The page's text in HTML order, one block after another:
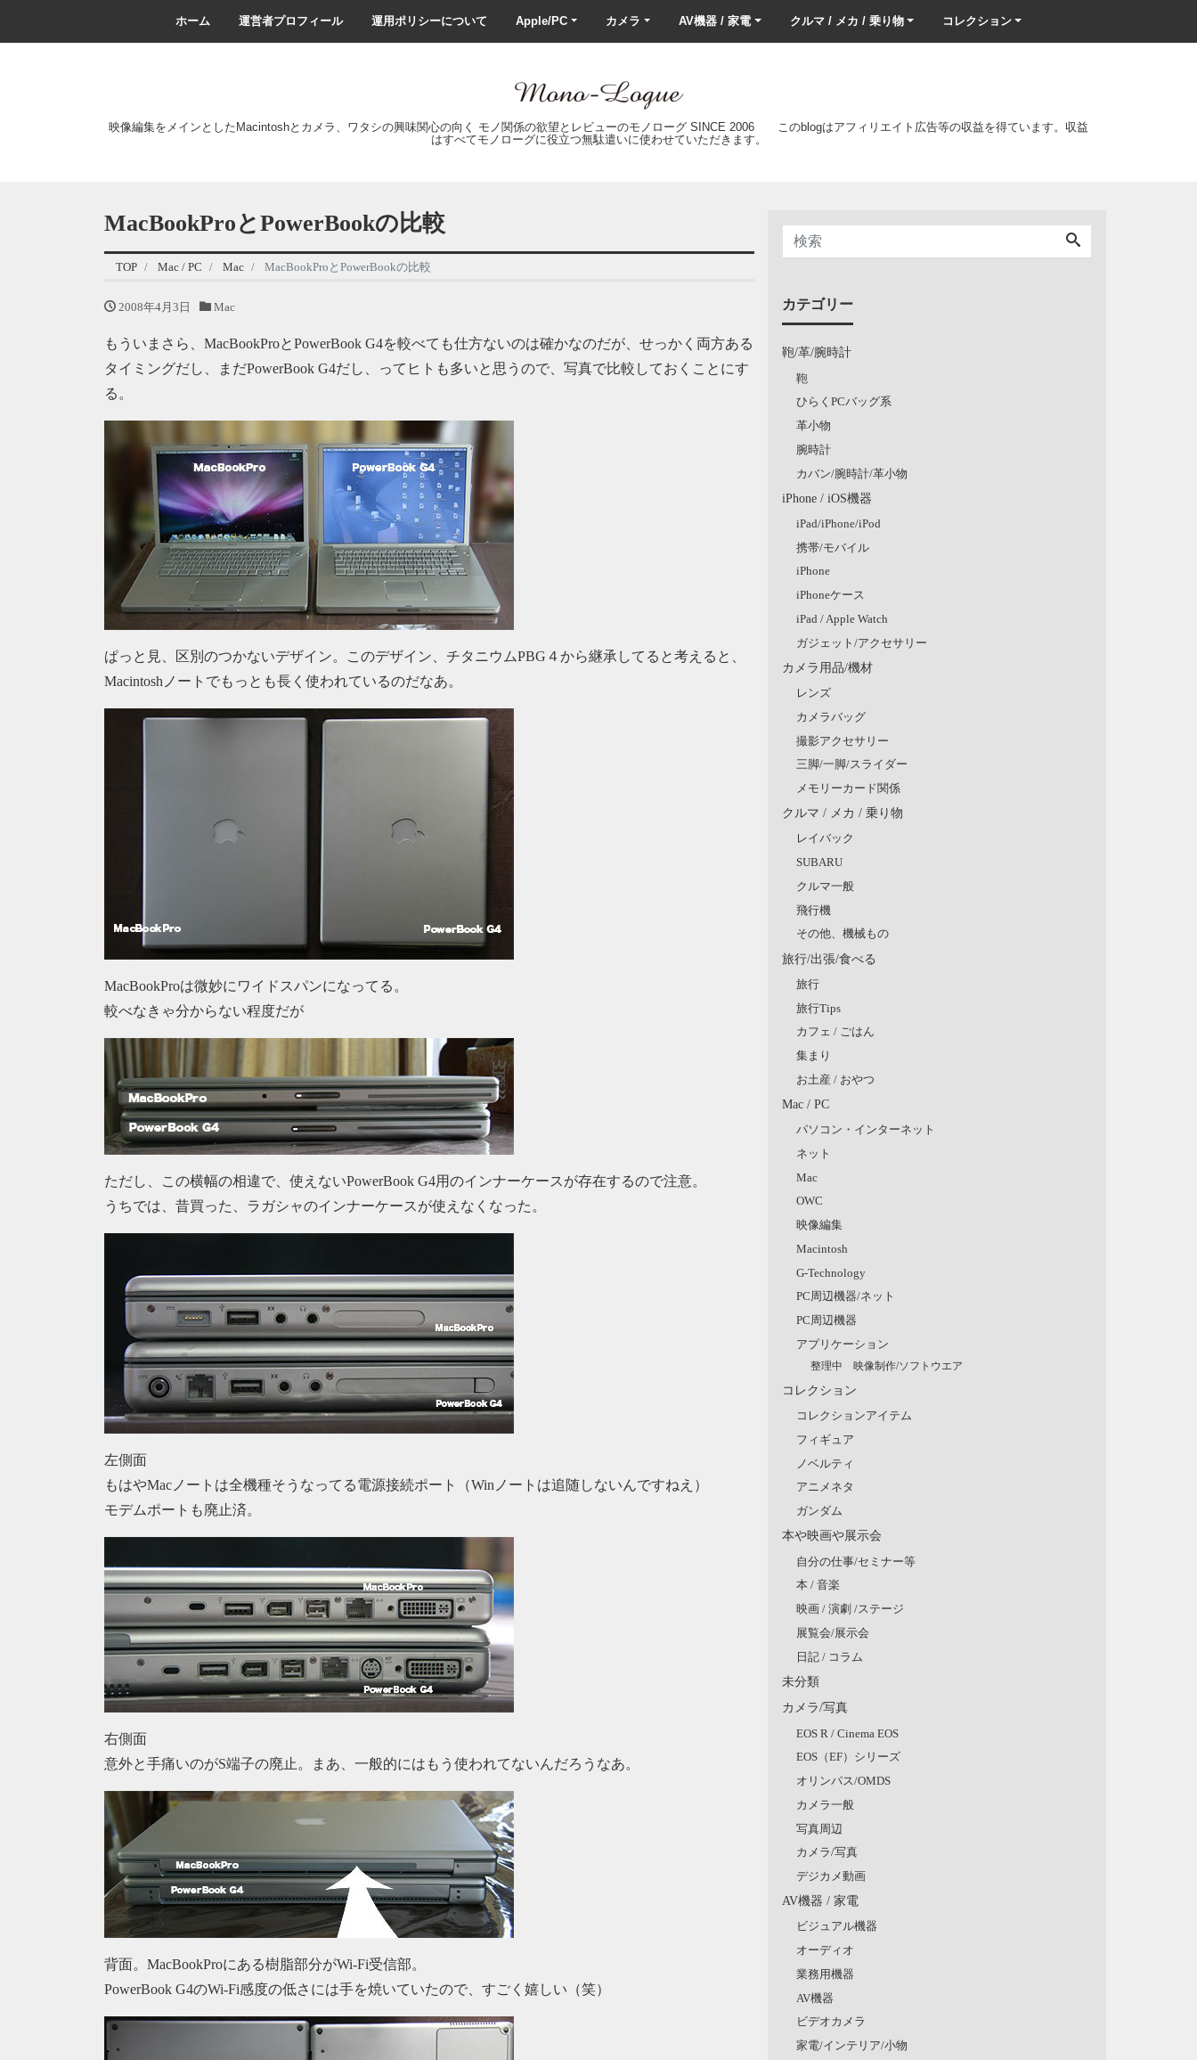
ホーム 運営者プロフィール 運用ポリシーについて Apple/PC カメラ AV機器 / 家電 クルマ / メカ / 乗り物 コレクション
映像編集をメインとしたMacintoshとカメラ、ワタシの興味関心の向く モノ関係の欲望とレビューのモノローグ SINCE 2006 このblogはアフィリエイト広告等の収益を得ています。収益
はすべてモノローグに役立つ無駄遣いに使わせていただきます。
MacBookProとPowerBookの比較
TOP Mac / PC Mac MacBookProとPowerBookの比較
2008年4月3日 Mac
もういまさら、MacBookProとPowerBook G4を較べても仕方ないのは確かなのだが、せっかく両方ある
タイミングだし、まだPowerBook G4だし、ってヒトも多いと思うので、写真で比較しておくことにす
る。
ぱっと見、区別のつかないデザイン。このデザイン、チタニウムPBG４から継承してると考えると、
Macintoshノートでもっとも長く使われているのだなあ。
MacBookProは微妙にワイドスパンになってる。
較べなきゃ分からない程度だが
ただし、この横幅の相違で、使えないPowerBook G4用のインナーケースが存在するので注意。
うちでは、昔買った、ラガシャのインナーケースが使えなくなった。
左側面
もはやMacノートは全機種そうなってる電源接続ポート（Winノートは追随しないんですねえ）
モデムポートも廃止済。
右側面
意外と手痛いのがS端子の廃止。まあ、一般的にはもう使われてないんだろうなあ。
背面。MacBookProにある樹脂部分がWi-Fi受信部。
PowerBook G4のWi-Fi感度の低さには手を焼いていたので、すごく嬉しい（笑）
カテゴリー
鞄/革/腕時計
鞄
ひらくPCバッグ系
革小物
腕時計
カバン/腕時計/革小物
iPhone / iOS機器
iPad/iPhone/iPod
携帯/モバイル
iPhone
iPhoneケース
iPad / Apple Watch
ガジェット/アクセサリー
カメラ用品/機材
レンズ
カメラバッグ
撮影アクセサリー
三脚/一脚/スライダー
メモリーカード関係
クルマ / メカ / 乗り物
レイバック
SUBARU
クルマ一般
飛行機
その他、機械もの
旅行/出張/食べる
旅行
旅行Tips
カフェ / ごはん
集まり
お土産 / おやつ
Mac / PC
パソコン・インターネット
ネット
Mac
OWC
映像編集
Macintosh
G-Technology
PC周辺機器/ネット
PC周辺機器
アプリケーション
整理中 映像制作/ソフトウエア
コレクション
コレクションアイテム
フィギュア
ノベルティ
アニメネタ
ガンダム
本や映画や展示会
自分の仕事/セミナー等
本 / 音楽
映画 / 演劇 /ステージ
展覧会/展示会
日記 / コラム
未分類
カメラ/写真
EOS R / Cinema EOS
EOS（EF）シリーズ
オリンパス/OMDS
カメラ一般
写真周辺
カメラ/写真
デジカメ動画
AV機器 / 家電
ビジュアル機器
オーディオ
業務用機器
AV機器
ビデオカメラ
家電/インテリア/小物